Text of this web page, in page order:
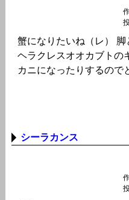
蟹になりたいね（レ） 脚
ヘラクレスオオカブトの
カニになったりするので
シーラカンス